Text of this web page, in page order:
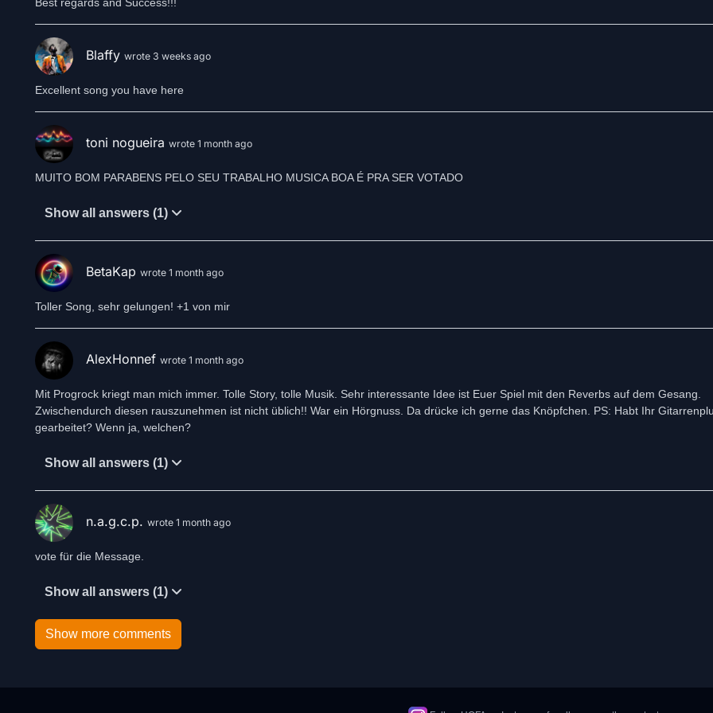
Blaffy wrote 3 weeks ago
Excellent song you have here
toni nogueira wrote 1 month ago
Show all answers (1)
BetaKap wrote 1 month ago
Toller Song, sehr gelungen! +1 von mir
AlexHonnef wrote 1 month ago
Mit Progrock kriegt man mich immer. Tolle Story, tolle Musik. Sehr interessante Idee ist Euer Spiel mit den Reverbs auf dem Gesang.
Zwischendurch diesen rauszunehmen ist nicht üblich!! War ein Hörgnuss. Da drücke ich gerne das Knöpfchen. PS: Habt Ihr
gearbeitet? Wenn ja, welchen?
Show all answers (1)
n.a.g.c.p. wrote 1 month ago
vote für die Message.
Show all answers (1)
Show more comments